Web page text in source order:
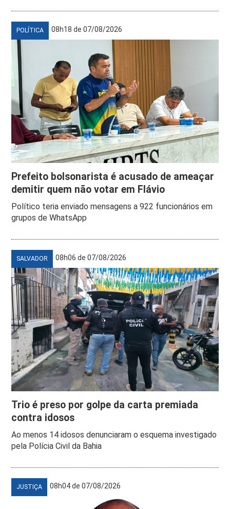
POLÍTICA 08h18 de 07/08/2026
Prefeito bolsonarista é acusado de ameaçar
demitir quem não votar em Flávio
Político teria enviado mensagens a 922 funcionários em
grupos de WhatsApp
SALVADOR 08h06 de 07/08/2026
Trio é preso por golpe da carta premiada
contra idosos
Ao menos 14 idosos denunciaram o esquema investigado
pela Polícia Civil da Bahia
JUSTIÇA 08h04 de 07/08/2026